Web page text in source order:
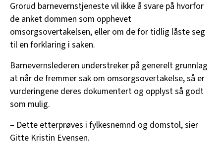
Grorud barnevernstjeneste vil ikke å svare på hvorfor
de anket dommen som opphevet
omsorgsovertakelsen, eller om de for tidlig låste seg
til en forklaring i saken.
Barnevernslederen understreker på generelt grunnlag
at når de fremmer sak om omsorgsovertakelse, så er
vurderingene deres dokumentert og opplyst så godt
som mulig.
– Dette etterprøves i fylkesnemnd og domstol, sier
Gitte Kristin Evensen.